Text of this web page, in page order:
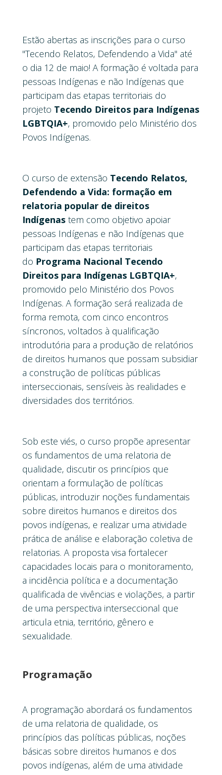
Estão abertas as inscrições para o curso
"Tecendo Relatos, Defendendo a Vida" até
o dia 12 de maio! A formação é voltada para
pessoas Indígenas e não Indígenas que
participam das etapas territoriais do
projeto Tecendo Direitos para Indígenas
LGBTQIA+, promovido pelo Ministério dos
Povos Indígenas.
O curso de extensão Tecendo Relatos,
Defendendo a Vida: formação em
relatoria popular de direitos
Indígenastem como objetivo apoiar
pessoas Indígenas e não Indígenas que
participam das etapas territoriais
do Programa Nacional Tecendo
Direitos para Indígenas LGBTQIA+,
promovido pelo Ministério dos Povos
Indígenas. A formação será realizada de
forma remota, com cinco encontros
síncronos, voltados à qualificação
introdutória para a produção de relatórios
de direitos humanos que possam subsidiar
a construção de políticas públicas
interseccionais, sensíveis às realidades e
diversidades dos territórios.
Sob este viés, o curso propõe apresentar
os fundamentos de uma relatoria de
qualidade, discutir os princípios que
orientam a formulação de políticas
públicas, introduzir noções fundamentais
sobre direitos humanos e direitos dos
povos indígenas, e realizar uma atividade
prática de análise e elaboração coletiva de
relatorias. A proposta visa fortalecer
capacidades locais para o monitoramento,
a incidência política e a documentação
qualificada de vivências e violações, a partir
de uma perspectiva interseccional que
articula etnia, território, gênero e
sexualidade.
Programação
A programação abordará os fundamentos
de uma relatoria de qualidade, os
princípios das políticas públicas, noções
básicas sobre direitos humanos e dos
povos indígenas, além de uma atividade